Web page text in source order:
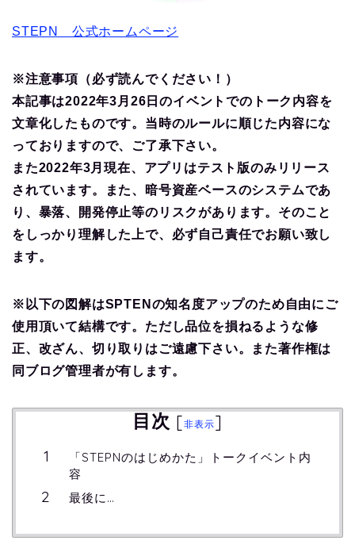
STEPN 公式ホームページ
※注意事項（必ず読んでください！）
本記事は2022年3月26日のイベントでのトーク内容を
文章化したものです。当時のルールに順じた内容にな
っておりますので、ご了承下さい。
また2022年3月現在、アプリはテスト版のみリリース
されています。また、暗号資産ベースのシステムであ
り、暴落、開発停止等のリスクがあります。そのこと
をしっかり理解した上で、必ず自己責任でお願い致し
ます。
※以下の図解はSPTENの知名度アップのため自由にご
使用頂いて結構です。ただし品位を損ねるような修
正、改ざん、切り取りはご遠慮下さい。また著作権は
同ブログ管理者が有します。
目次 [非表示]
「STEPNのはじめかた」トークイベント内
容
最後に…